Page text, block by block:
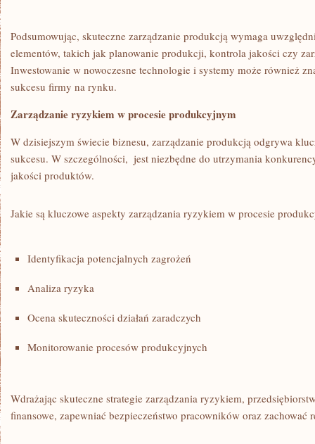
Podsumowując, skuteczne zarządzanie produkcją wymaga
elementów, takich jak planowanie produkcji, kontrola‍ jakości czy
Inwestowanie w nowoczesne technologie i systemy może‌ również
sukcesu firmy na rynku.
Zarządzanie ryzykiem w procesie produkcyjnym
W dzisiejszym ⁣świecie biznesu, zarządzanie produkcją odgrywa
sukcesu.‍ W szczególności, ⁢ jest‌ niezbędne⁢ do⁢ utrzymania⁤
jakości‍ produktów.
Jakie ‌są ‌kluczowe​ aspekty zarządzania ryzykiem w procesie
Identyfikacja potencjalnych zagrożeń
Analiza ryzyka
Ocena skuteczności działań zaradczych
Monitorowanie ⁣procesów​ produkcyjnych
Wdrażając skuteczne ​strategie zarządzania ryzykiem,
finansowe,⁣ zapewniać​ bezpieczeństwo​ pracowników ⁢oraz zachować